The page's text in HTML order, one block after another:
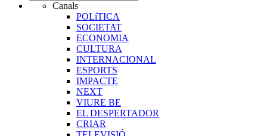
Canals
POLíTICA
SOCIETAT
ECONOMIA
CULTURA
INTERNACIONAL
ESPORTS
IMPACTE
NEXT
VIURE BE
EL DESPERTADOR
CRIAR